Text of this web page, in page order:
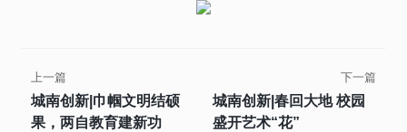
上一篇
城南创新|巾帼文明结硕
果，两自教育建新功
下一篇
城南创新|春回大地 校园
盛开艺术“花”